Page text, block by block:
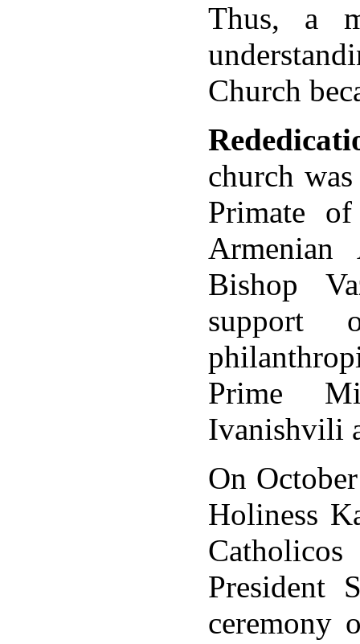
Thus, a
Church
church
Primate
Bishop
support
Prime
Ivanishvili
On
Holiness
President
ceremony